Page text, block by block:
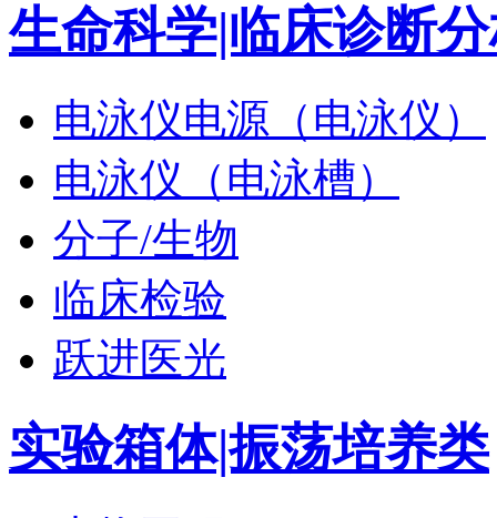
生命科学|临床诊断
电泳仪电源（电泳仪）
电泳仪（电泳槽）
分子/生物
临床检验
跃进医光
实验箱体|振荡培养类